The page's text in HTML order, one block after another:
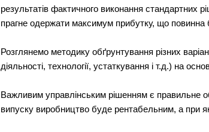
результатів фактичного виконання стандартних
прагне одержати максимум прибутку, що повинна
Розглянемо методику обґрунтування різних
діяльності, технології, устаткування і т.д.) на
Важливим управлінським рішенням є правильне
випуску виробництво буде рентабельним, а при